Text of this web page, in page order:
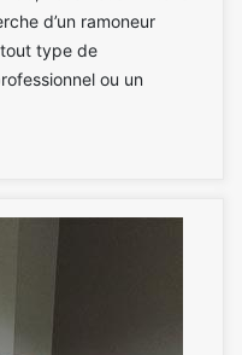
d’un ramoneur
type de
ou un